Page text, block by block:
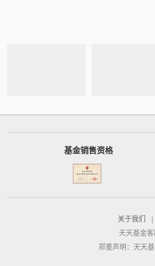
基金销售资格
关于我们
天天基金客
郑重声明： 天天